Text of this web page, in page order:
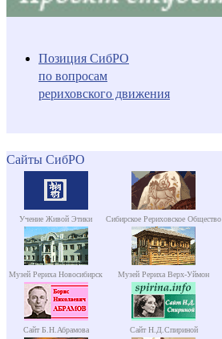
Позиция СибРО
по вопросам
рериховского движения
Сайты СибРО
Учение Живой Этики Сибирское Рериховское Общество
Музей Рериха Новосибирск Музей Рериха Верх-Уймон
Сайт Б.Н.Абрамова Сайт Н.Д.Спириной